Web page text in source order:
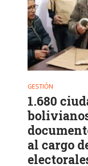
GESTIÓN
1.680
al cargo